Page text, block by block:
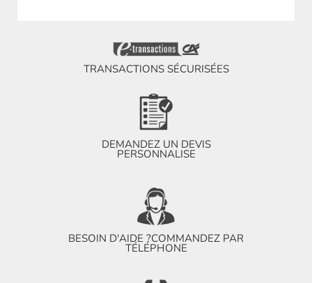
TRANSACTIONS SÉCURISÉES
DEMANDEZ UN DEVIS
PERSONNALISE
BESOIN D'AIDE ?COMMANDEZ PAR
TÉLÉPHONE